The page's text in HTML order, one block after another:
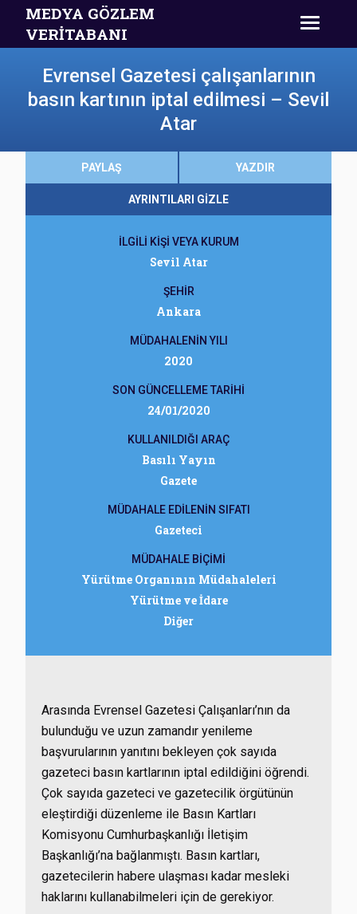
MEDYA GÖZLEM
VERİTABANI
Evrensel Gazetesi çalışanlarının
basın kartının iptal edilmesi – Sevil
Atar
PAYLAŞ YAZDIR
AYRINTILARI GİZLE
İLGİLİ KİŞİ VEYA KURUM
Sevil Atar
ŞEHİR
Ankara
MÜDAHALENİN YILI
2020
SON GÜNCELLEME TARİHİ
24/01/2020
KULLANILDIĞI ARAÇ
Basılı Yayın
Gazete
MÜDAHALE EDİLENİN SIFATI
Gazeteci
MÜDAHALE BİÇİMİ
Yürütme Organının Müdahaleleri
Yürütme ve İdare
Diğer
Arasında Evrensel Gazetesi Çalışanları’nın da
bulunduğu ve uzun zamandır yenileme
başvurularının yanıtını bekleyen çok sayıda
gazeteci basın kartlarının iptal edildiğini öğrendi.
Çok sayıda gazeteci ve gazetecilik örgütünün
eleştirdiği düzenleme ile Basın Kartları
Komisyonu Cumhurbaşkanlığı İletişim
Başkanlığı’na bağlanmıştı. Basın kartları,
gazetecilerin habere ulaşması kadar mesleki
haklarını kullanabilmeleri için de gerekiyor.